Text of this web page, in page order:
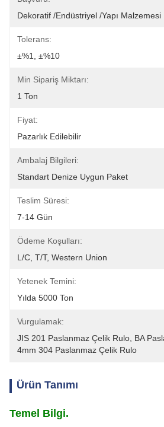
Dekoratif /endüstriyel /yapı Malzemesi
Tolerans:
±%1, ±%10
Min Sipariş Miktarı:
1 Ton
Fiyat:
Pazarlık Edilebilir
Ambalaj Bilgileri:
Standart Denize Uygun Paket
Teslim Süresi:
7-14 Gün
Ödeme Koşulları:
L/C, T/T, Western Union
Yetenek Temini:
Yılda 5000 Ton
Vurgulamak:
JIS 201 Paslanmaz Çelik Rulo BA
4mm 304 Paslanmaz Çelik Rulo
Ürün Tanımı
Temel Bilgi.